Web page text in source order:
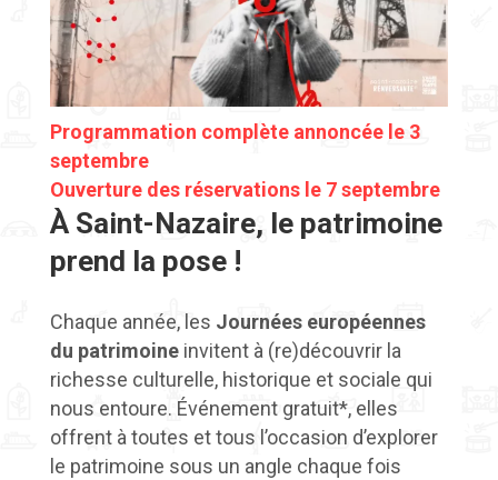
Programmation complète annoncée le 3
septembre
Ouverture des réservations le 7 septembre
À Saint-Nazaire, le patrimoine
prend la pose !
Chaque année, les Journées européennes
du patrimoine invitent à (re)découvrir la
richesse culturelle, historique et sociale qui
nous entoure. Événement gratuit*, elles
offrent à toutes et tous l’occasion d’explorer
le patrimoine sous un angle chaque fois